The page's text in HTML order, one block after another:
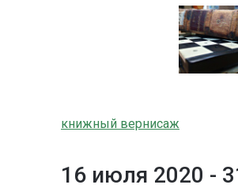
книжный вернисаж
16 июля 2020 -